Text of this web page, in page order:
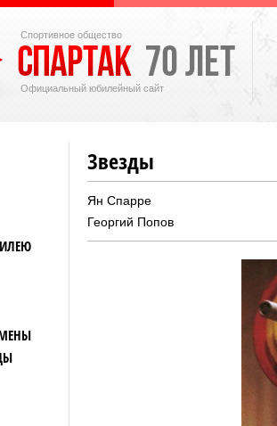
Спортивное общество
Официальный юбилейный сайт
Звезды
Ян Спарре
Георгий Попов